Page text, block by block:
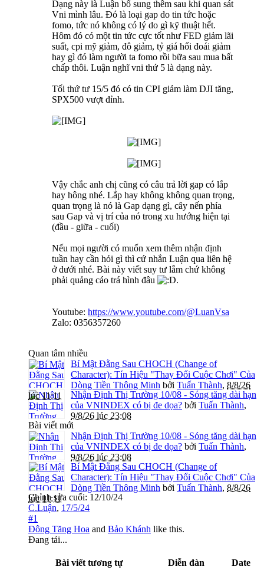
Dạng này là Luận bổ sung thêm sau khi quan sát
Vni mình lâu. Đó là loại gap do tin tức hoặc
fomo, tức nó không có lý do gì kỹ thuật hết.
Hôm đó có một tin tức cực tốt như FED giảm lãi
suất, cpi mỹ giảm, đô giảm, tỷ giá hối đoái giảm
hay gì đó làm người ta fomo rồi bữa sau mua bất
chấp thôi. Luận nghĩ vni thứ 5 là dạng này.
Tối thứ tư 15/5 đó có tin CPI giảm làm DJI tăng,
SPX500 vượt đỉnh.
Vậy chắc anh chị cũng có câu trả lời gap có lắp
hay hông nhé. Lắp hay không không quan trọng,
quan trọng là nó là Gap dạng gì, cây nến phía
sau Gap và vị trí của nó trong xu hướng hiện tại
(đầu - giữa - cuối)
Nếu mọi người có muốn xem thêm nhận định
tuần hay cần hỏi gì thì cứ nhắn Luận qua liên hệ
ở dưới nhé. Bài này viết suy tư lắm chứ không
phải quảng cáo trá hình đâu
.
Youtube: https://www.youtube.com/@LuanVsa
Zalo: 0356357260
Quan tâm nhiều
Bí Mật Đằng Sau CHOCH (Change of
Character): Tín Hiệu "Thay Đổi Cuộc Chơi" Của
Dòng Tiền Thông Minh bởi Tuấn Thành, 8/8/26
lúc 11:11
Nhận Định Thị Trường 10/08 - Sóng tăng dài hạn
của VNINDEX có bị đe dọa? bởi Tuấn Thành,
9/8/26 lúc 23:08
Bài viết mới
Nhận Định Thị Trường 10/08 - Sóng tăng dài hạn
của VNINDEX có bị đe dọa? bởi Tuấn Thành,
9/8/26 lúc 23:08
Bí Mật Đằng Sau CHOCH (Change of
Character): Tín Hiệu "Thay Đổi Cuộc Chơi" Của
Dòng Tiền Thông Minh bởi Tuấn Thành, 8/8/26
lúc 11:11
Chỉnh sửa cuối: 12/10/24
C.Luận, 17/5/24
#1
Đông Tăng Hoa and Bảo Khánh like this.
Đang tải...
Bài viết tương tự Diễn đàn
Date